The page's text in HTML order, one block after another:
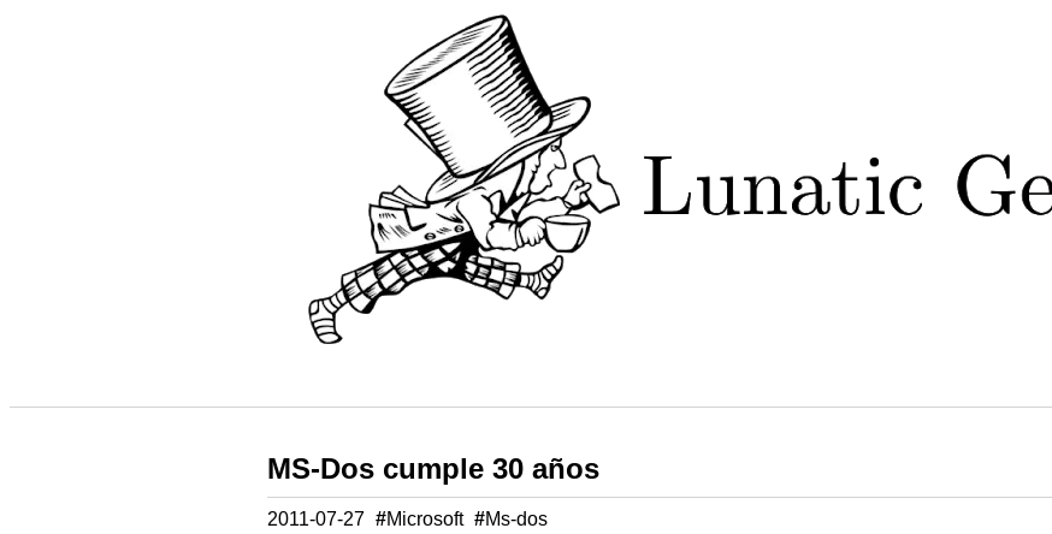
MS-Dos cumple 30 años
2011-07-27 #Microsoft #Ms-dos